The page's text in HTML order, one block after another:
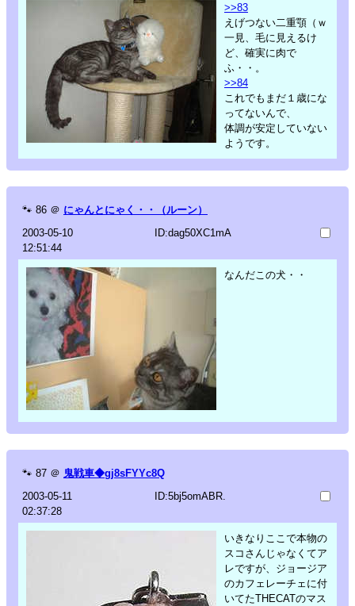
>>83
えげつない二重顎（ｗ
一見、毛に見えるけ
ど、確実に肉で
ふ・・。
>>84
これでもまだ１歳にな
ってないんで、
体調が安定していない
ようです。
🐾 86 ＠ にゃんとにゃく・・（ルーン）
2003-05-10
12:51:44
ID:dag50XC1mA
なんだこの犬・・
🐾 87 ＠ 鬼戦車◆gj8sFYYc8Q
2003-05-11
02:37:28
ID:5bj5omABR.
いきなりここで本物の
スコさんじゃなくてア
レですが、ジョージア
のカフェレーチェに付
いてたTHECATのマス